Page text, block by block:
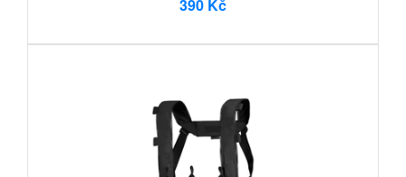
390 Kč